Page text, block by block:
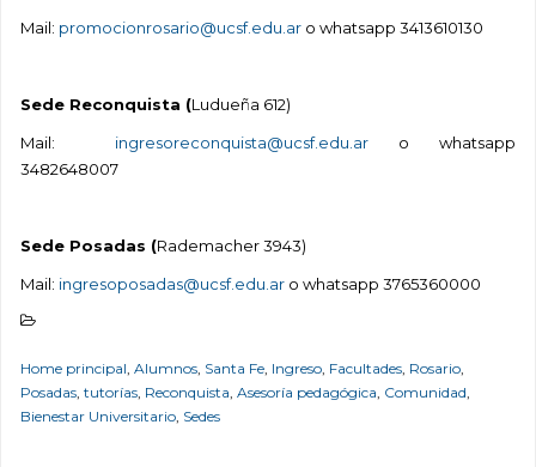
Mail: promocionrosario@ucsf.edu.ar o whatsapp 3413610130
Sede Reconquista (Ludueña 612)
Mail: ingresoreconquista@ucsf.edu.ar o whatsapp
3482648007
Sede Posadas (Rademacher 3943)
Mail: ingresoposadas@ucsf.edu.ar o whatsapp 3765360000
Home principal Alumnos Santa Fe Ingreso Facultades Rosario
Posadas tutorías Reconquista Asesoría pedagógica Comunidad
Bienestar Universitario Sedes